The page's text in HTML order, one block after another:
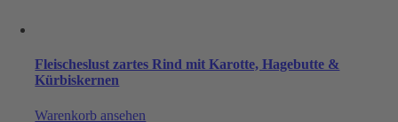
Fleischeslust zartes Rind mit Karotte, Hagebutte &
Kürbiskernen
Warenkorb ansehen